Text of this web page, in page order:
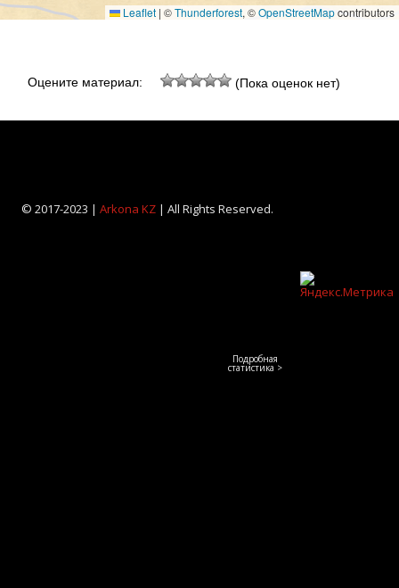
Leaflet | ©Thunderforest, ©OpenStreetMapcontributors
Оцените материал: (Пока оценок нет)
© 2017-2023 | Arkona KZ| All Rights Reserved.
Подробная
статистика >